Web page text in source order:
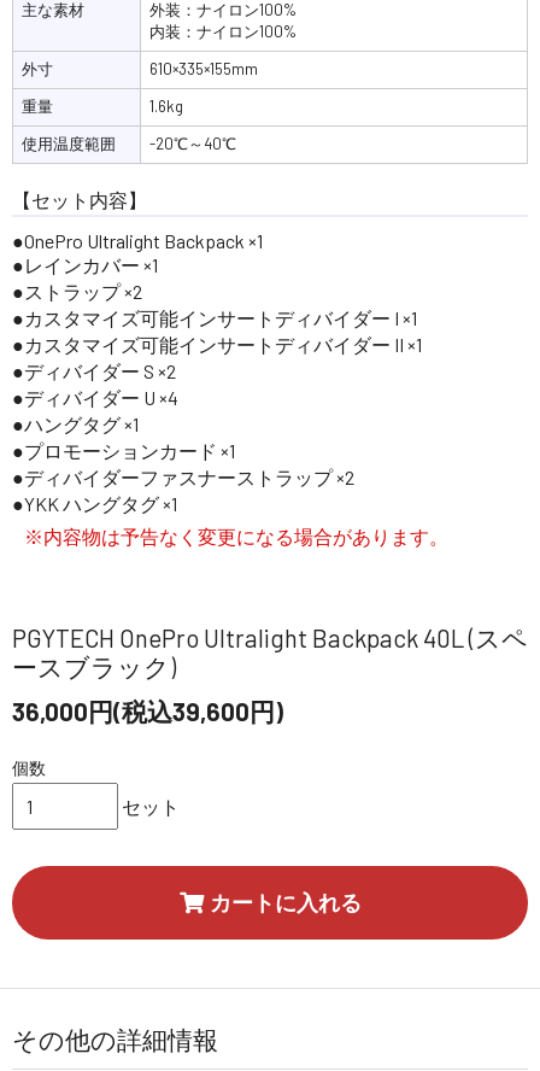
主な素材
外装：ナイロン100%
内装：ナイロン100%
外寸
610×335×155mm
重量
1.6kg
使用温度範囲
-20℃～40℃
【セット内容】
OnePro Ultralight Backpack ×1
レインカバー ×1
ストラップ ×2
カスタマイズ可能インサートディバイダー I ×1
カスタマイズ可能インサートディバイダー II ×1
ディバイダー S ×2
ディバイダー U ×4
ハングタグ ×1
プロモーションカード ×1
ディバイダーファスナーストラップ ×2
YKK ハングタグ ×1
※内容物は予告なく変更になる場合があります。
PGYTECH OnePro Ultralight Backpack 40L (スペ
ースブラック)
36,000円(税込39,600円)
個数
セット
カートに入れる
その他の詳細情報